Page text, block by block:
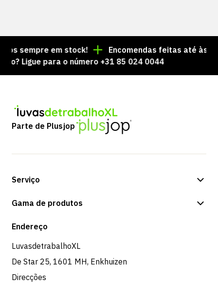
sempre em stock!
Encomendas feitas até às
para o número +31 85 024 0044
Parte de Plusjop
Serviço
Opções de pagamento
Devoluções e serviço
Gama de produtos
Loja
Endereço
LuvasdetrabalhoXL
De Star 25, 1601 MH, Enkhuizen
Direcções